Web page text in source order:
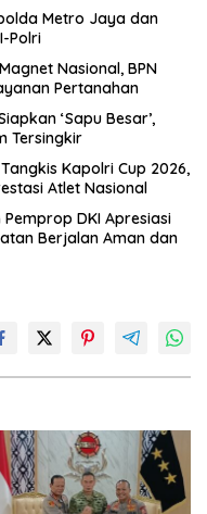
Metro Jaya dan
Polri
Nasional, BPN
Pertanahan
‘Sapu Besar’,
Tersingkir
Kapolri Cup 2026,
Atlet Nasional
DKI Apresiasi
Berjalan Aman dan